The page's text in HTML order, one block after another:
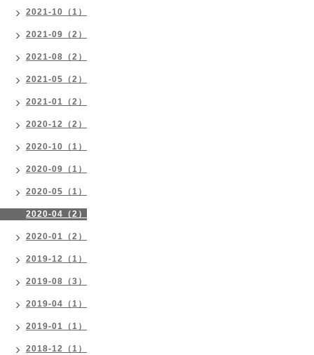
2021-10（1）
2021-09（2）
2021-08（2）
2021-05（2）
2021-01（2）
2020-12（2）
2020-10（1）
2020-09（1）
2020-05（1）
2020-04（2）
2020-01（2）
2019-12（1）
2019-08（3）
2019-04（1）
2019-01（1）
2018-12（1）